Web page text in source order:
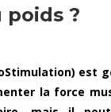
poids ?
est
la force